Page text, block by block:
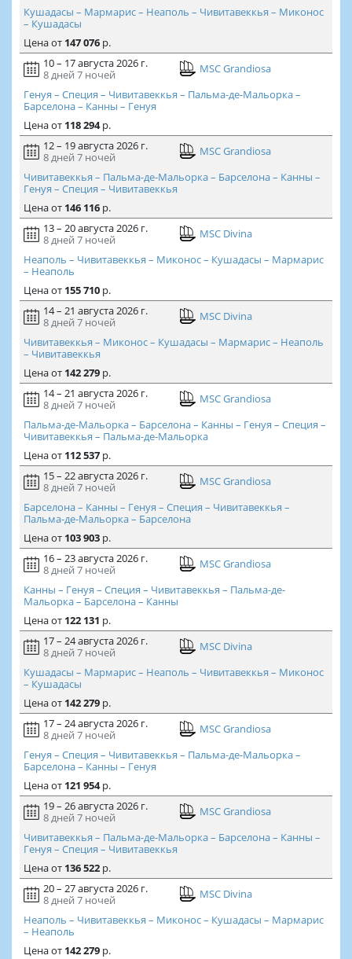
Кушадасы – Мармарис – Неаполь – Чивитавеккья – Миконос
– Кушадасы
Ценаот 147 076р.
10 – 17 августа 2026 г.
8 дней 7 ночей
MSC Grandiosa
Генуя – Специя – Чивитавеккья – Пальма-де-Мальорка –
Барселона – Канны – Генуя
Ценаот 118 294р.
12 – 19 августа 2026 г.
8 дней 7 ночей
MSC Grandiosa
Чивитавеккья – Пальма-де-Мальорка – Барселона – Канны –
Генуя – Специя – Чивитавеккья
Ценаот 146 116р.
13 – 20 августа 2026 г.
8 дней 7 ночей
MSC Divina
Неаполь – Чивитавеккья – Миконос – Кушадасы – Мармарис
– Неаполь
Ценаот 155 710р.
14 – 21 августа 2026 г.
8 дней 7 ночей
MSC Divina
Чивитавеккья – Миконос – Кушадасы – Мармарис – Неаполь
– Чивитавеккья
Ценаот 142 279р.
14 – 21 августа 2026 г.
8 дней 7 ночей
MSC Grandiosa
Пальма-де-Мальорка – Барселона – Канны – Генуя – Специя –
Чивитавеккья – Пальма-де-Мальорка
Ценаот 112 537р.
15 – 22 августа 2026 г.
8 дней 7 ночей
MSC Grandiosa
Барселона – Канны – Генуя – Специя – Чивитавеккья –
Пальма-де-Мальорка – Барселона
Ценаот 103 903р.
16 – 23 августа 2026 г.
8 дней 7 ночей
MSC Grandiosa
Канны – Генуя – Специя – Чивитавеккья – Пальма-де-
Мальорка – Барселона – Канны
Ценаот 122 131 р.
17 – 24 августа 2026 г.
8 дней 7 ночей
MSC Divina
Кушадасы – Мармарис – Неаполь – Чивитавеккья – Миконос
– Кушадасы
Ценаот 142 279р.
17 – 24 августа 2026 г.
8 дней 7 ночей
MSC Grandiosa
Генуя – Специя – Чивитавеккья – Пальма-де-Мальорка –
Барселона – Канны – Генуя
Ценаот 121 954р.
19 – 26 августа 2026 г.
8 дней 7 ночей
MSC Grandiosa
Чивитавеккья – Пальма-де-Мальорка – Барселона – Канны –
Генуя – Специя – Чивитавеккья
Ценаот 136 522р.
20 – 27 августа 2026 г.
8 дней 7 ночей
MSC Divina
Неаполь – Чивитавеккья – Миконос – Кушадасы – Мармарис
– Неаполь
Ценаот 142 279р.